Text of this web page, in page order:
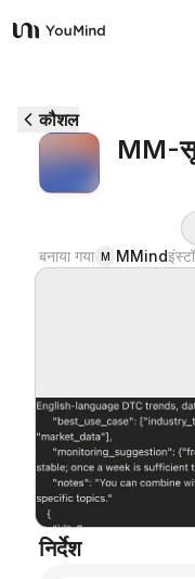
YouMind
उपयोग के मामले
डाउनलोड
ब्लॉग
कौशल
MM-
बनाया गया M MMind
निर्देश